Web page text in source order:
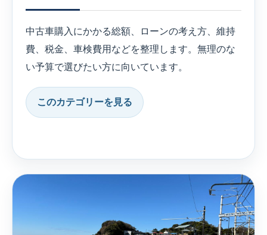
中古車購入にかかる総額、ローンの考え方、維持
費、税金、車検費用などを整理します。無理のな
い予算で選びたい方に向いています。
このカテゴリーを見る